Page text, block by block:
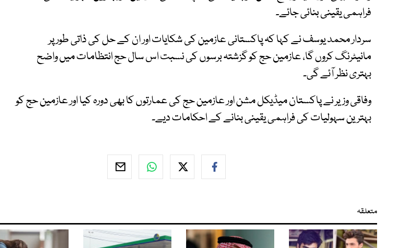
فراہمی یقینی بنائی جائے۔
سردار محمد یوسف نے کہا کہ پاکستانی عازمین کی شکایات اور ان کے حل کی ذاتی طور پر
مانیٹرنگ کروں گا، عازمین حج کو گزشتہ برسوں کی نسبت اس سال حج انتظامات میں واضح
بہتری نظر آئے گی۔
وفاقی وزیر نے پاکستان میڈیکل مشن اور عازمین حج کی عمارتوں کا بھی دورہ کیا اور عازمین حج کو
بہترین سہولیات کی فراہمی یقینی بنانے کے احکامات دیے۔
متعلقہ